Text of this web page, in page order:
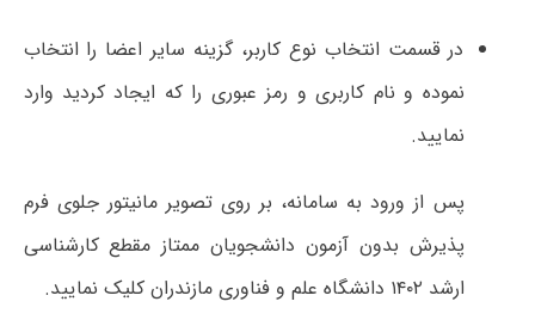
در قسمت انتخاب نوع کاربر، گزینه سایر اعضا را انتخاب
نموده و نام کاربری و رمز عبوری را که ایجاد کردید وارد
نمایید.
پس از ورود به سامانه، بر روی تصویر مانیتور جلوی فرم
پذیرش بدون آزمون دانشجویان ممتاز مقطع کارشناسی
ارشد ۱۴۰۲ دانشگاه علم و فناوری مازندران کلیک نمایید.